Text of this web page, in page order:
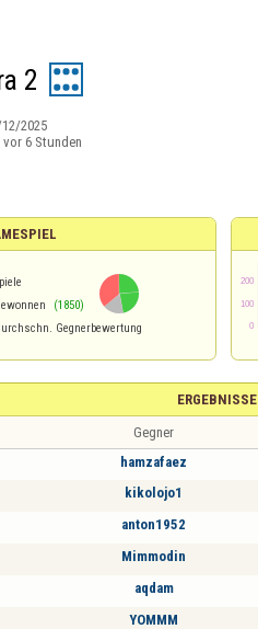
2
2025
vor 6 Stunden
(1850)
Gegnerbewertung
ERGEBNISSE
Gegner
hamzafaez
kikolojo1
anton1952
Mimmodin
aqdam
YOMMM